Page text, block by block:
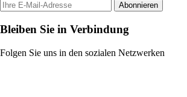
Abonnieren
Bleiben Sie in Verbindung
Folgen Sie uns in den sozialen Netzwerken